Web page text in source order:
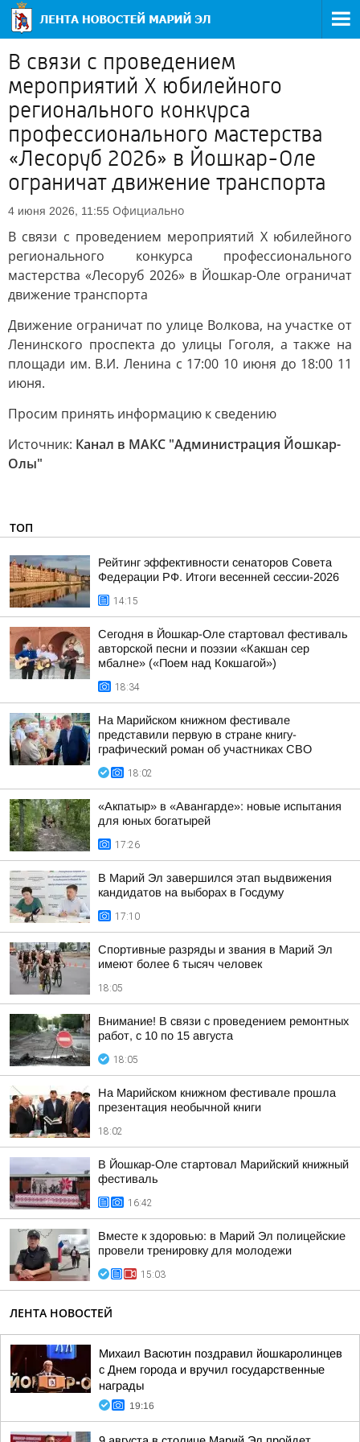
В связи с проведением
мероприятий Х юбилейного
регионального конкурса
профессионального мастерства
«Лесоруб 2026» в Йошкар-Оле
ограничат движение транспорта
4 июня 2026, 11:55 Официально
В связи с проведением мероприятий Х юбилейного
регионального конкурса профессионального
мастерства «Лесоруб 2026» в Йошкар-Оле ограничат
движение транспорта
Движение ограничат по улице Волкова, на участке от
Ленинского проспекта до улицы Гоголя, а также на
площади им. В.И. Ленина с 17:00 10 июня до 18:00 11
июня.
Просим принять информацию к сведению
Источник: Канал в МАКС "Администрация Йошкар-
Олы"
ТОП
Рейтинг эффективности сенаторов Совета
Федерации РФ. Итоги весенней сессии-2026
14:15
Сегодня в Йошкар-Оле стартовал фестиваль
авторской песни и поэзии «Какшан сер
мбалне» («Поем над Кокшагой»)
18:34
На Марийском книжном фестивале
представили первую в стране книгу-
графический роман об участниках СВО
18:02
«Акпатыр» в «Авангарде»: новые испытания
для юных богатырей
17:26
В Марий Эл завершился этап выдвижения
кандидатов на выборах в Госдуму
17:10
Спортивные разряды и звания в Марий Эл
имеют более 6 тысяч человек
18:05
Внимание! В связи с проведением ремонтных
работ, с 10 по 15 августа
18:05
На Марийском книжном фестивале прошла
презентация необычной книги
18:02
В Йошкар-Оле стартовал Марийский книжный
фестиваль
16:42
Вместе к здоровью: в Марий Эл полицейские
провели тренировку для молодежи
15:03
ЛЕНТА НОВОСТЕЙ
Михаил Васютин поздравил йошкаролинцев
с Днем города и вручил государственные
награды
19:16